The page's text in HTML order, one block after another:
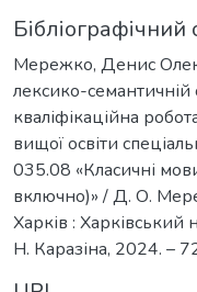
Бібліографічний
Мережко, Денис
лексико-семантичній
кваліфікаційна
вищої освіти
035.08 «Класичні
включно)» / Д. О.
Харків : Харківський
Н. Каразіна, 2024. –